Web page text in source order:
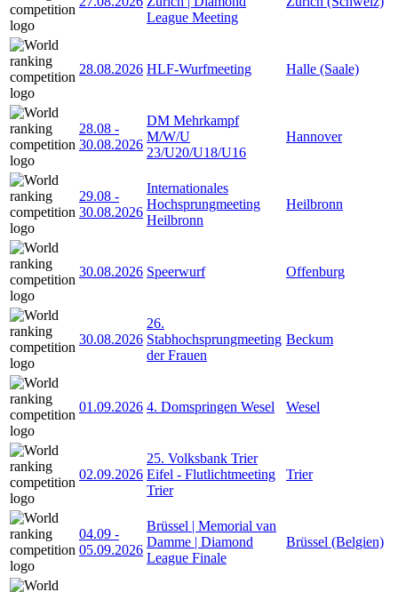
League Meeting
28.08.2026 HLF-Wurfmeeting Halle (Saale)
28.08 -
30.08.2026
DM Mehrkampf
M/W/U
23/U20/U18/U16
Hannover
29.08 -
30.08.2026
Internationales
Hochsprungmeeting
Heilbronn
Heilbronn
30.08.2026 Speerwurf Offenburg
30.08.2026
26.
Stabhochsprungmeeting
der Frauen
Beckum
01.09.2026 4. Domspringen Wesel Wesel
02.09.2026
25. Volksbank Trier
Eifel - Flutlichtmeeting
Trier
Trier
04.09 -
05.09.2026
Brüssel | Memorial van
Damme | Diamond
League Finale
Brüssel (Belgien)